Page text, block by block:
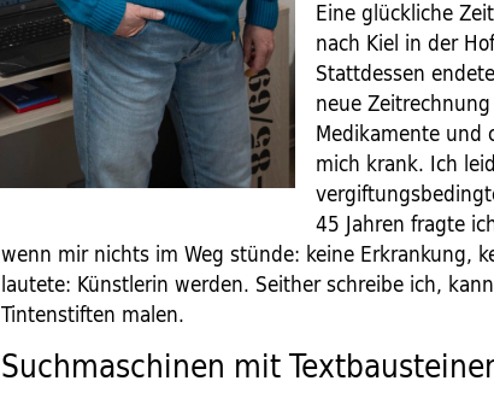
Eine glückliche
nach Kiel in der
Stattdessen
neue
Medikamente und
mich krank. Ich
45 Jahren fragte
wenn mir nichts im Weg stünde: keine Erkrankung,
lautete: Künstlerin werden. Seither schreibe ich,
Tintenstiften malen.
Suchmaschinen mit